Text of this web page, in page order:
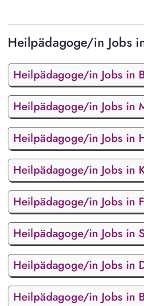
Heilpädagoge/in Jobs
Heilpädagoge/in Jobs in
Heilpädagoge/in Jobs in
Heilpädagoge/in Jobs in
Heilpädagoge/in Jobs in
Heilpädagoge/in Jobs in
Heilpädagoge/in Jobs in
Heilpädagoge/in Jobs in
Heilpädagoge/in Jobs in